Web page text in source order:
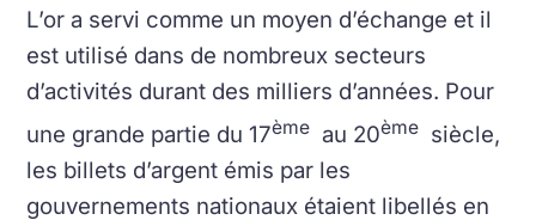
L’or a servi comme un moyen d’échange et il
est utilisé dans de nombreux secteurs
d’activités durant des milliers d’années. Pour
une grande partie du 17ème au 20ème siècle,
les billets d’argent émis par les
gouvernements nationaux étaient libellés en